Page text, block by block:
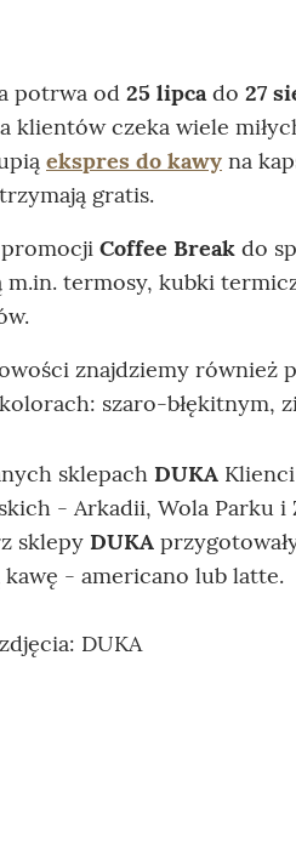
potrwa od 25 lipcado 27
klientów czeka wiele
ekspres do kawy na
gratis.
promocji Coffee Break do
m.in. termosy, kubki
znajdziemy również
szaro-błękitnym,
sklepach DUKA
- Arkadii, Wola Parku
sklepy DUKA
- americano lub latte.
DUKA